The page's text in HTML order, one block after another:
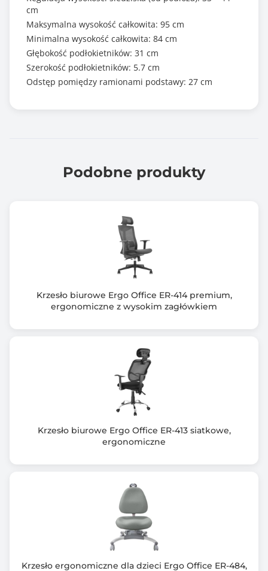
cm
Maksymalna wysokość całkowita: 95 cm
Minimalna wysokość całkowita: 84 cm
Głębokość podłokietników: 31 cm
Szerokość podłokietników: 5.7 cm
Odstęp pomiędzy ramionami podstawy: 27 cm
Podobne produkty
Krzesło biurowe Ergo Office ER-414 premium,
ergonomiczne z wysokim zagłówkiem
Krzesło biurowe Ergo Office ER-413 siatkowe,
ergonomiczne
Krzesło ergonomiczne dla dzieci Ergo Office ER-484,